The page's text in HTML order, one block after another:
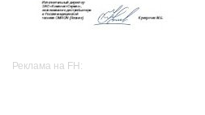
Реклама на FH: